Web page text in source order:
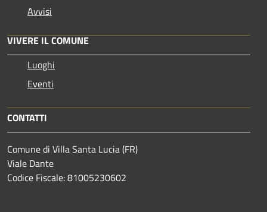
Avvisi
VIVERE IL COMUNE
Luoghi
Eventi
CONTATTI
Comune di Villa Santa Lucia (FR)
Viale Dante
Codice Fiscale: 81005230602